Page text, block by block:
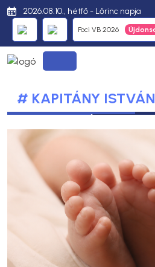
2026.08.10., hétfő - Lőrinc napja
Foci VB 2026
# KAPITÁNY ISTVÁN